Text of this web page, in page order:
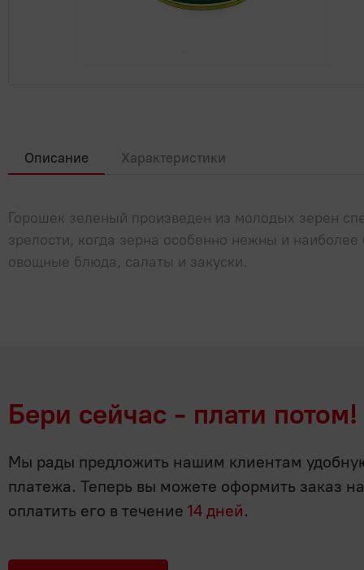
Описание Характеристики
Горошек зеленый произведен из молодых зерен
зрелости, когда зерна особенно нежны и
овощные блюда, салаты и закуски.
Бери сейчас - плати потом!
Мы рады предложить нашим клиентам
платежа. Теперь вы можете оформить заказ
оплатить его в течение 14 дней.